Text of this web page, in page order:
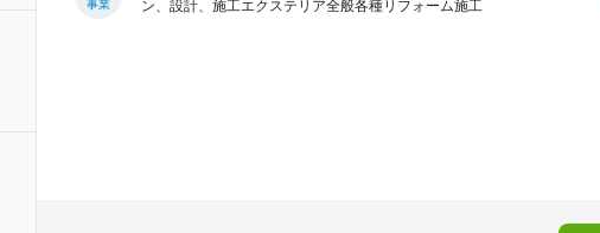
事業 ン、設計、施工エクステリア全般各種リフォーム施工